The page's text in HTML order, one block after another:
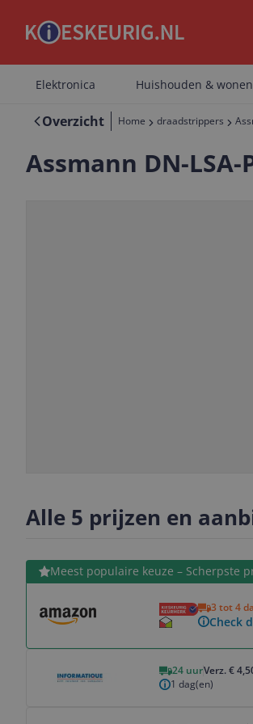
Elektronica Huishouden & wonen
Overzicht Home draadstrippers
Assmann DN-
Alle 5 prijzen en
Meest populaire keuze – Scherpste
3 tot 4
Check
Bekijk product
24 uurVerz. €
1 dag(en)